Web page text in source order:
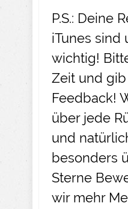
P.S.: Deine
iTunes sind
wichtig!
Zeit und
Feedback!
über jede
und
besonders
Sterne
wir mehr